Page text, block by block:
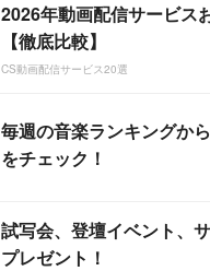
2026年動画配信サービス
【徹底比較】
CS動画配信サービス20選
毎週の音楽ランキングか
をチェック！
試写会、登壇イベント、
プレゼント！